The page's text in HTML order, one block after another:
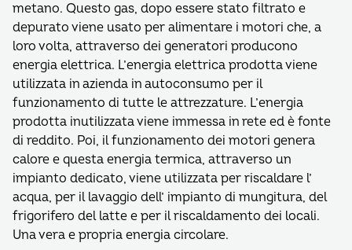
metano. Questo gas, dopo essere stato filtrato e
depurato viene usato per alimentare i motori che, a
loro volta, attraverso dei generatori producono
energia elettrica. L’energia elettrica prodotta viene
utilizzata in azienda in autoconsumo per il
funzionamento di tutte le attrezzature. L’energia
prodotta inutilizzata viene immessa in rete ed è fonte
di reddito. Poi, il funzionamento dei motori genera
calore e questa energia termica, attraverso un
impianto dedicato, viene utilizzata per riscaldare l’
acqua, per il lavaggio dell’ impianto di mungitura, del
frigorifero del latte e per il riscaldamento dei locali.
Una vera e propria energia circolare.